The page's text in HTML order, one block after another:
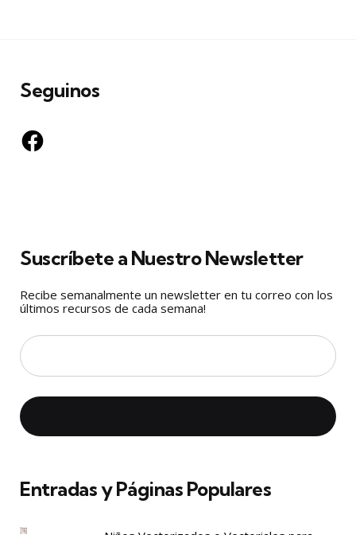
Seguinos
Facebook
Suscríbete a Nuestro Newsletter
Recibe semanalmente un newsletter en tu correo con los
últimos recursos de cada semana!
Entradas y Páginas Populares